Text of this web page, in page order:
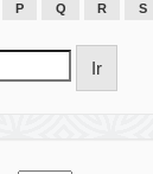
P Q R S